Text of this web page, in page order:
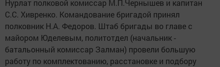
Нурлат полковой комиссар М.П.Чернышев и капитан
С.С. Хивренко. Командование бригадой принял
полковник Н.А. Федоров. Штаб бригады во главе с
майором Юделевым, политотдел (начальник -
батальонный комиссар Залман) провели большую
работу по комплектованию, расстановке и подбору